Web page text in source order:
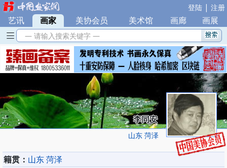
登陆 | 注册
艺讯 | 画家 美协会员 美术馆 画廊 画展
— 请输入搜索关键字 —
李同安
山东 菏泽
籍贯： 山东 菏泽